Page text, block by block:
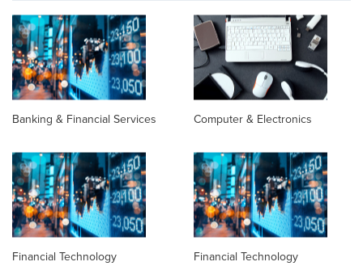
Banking & Financial Services Computer & Electronics
Financial Technology
Financial Technology